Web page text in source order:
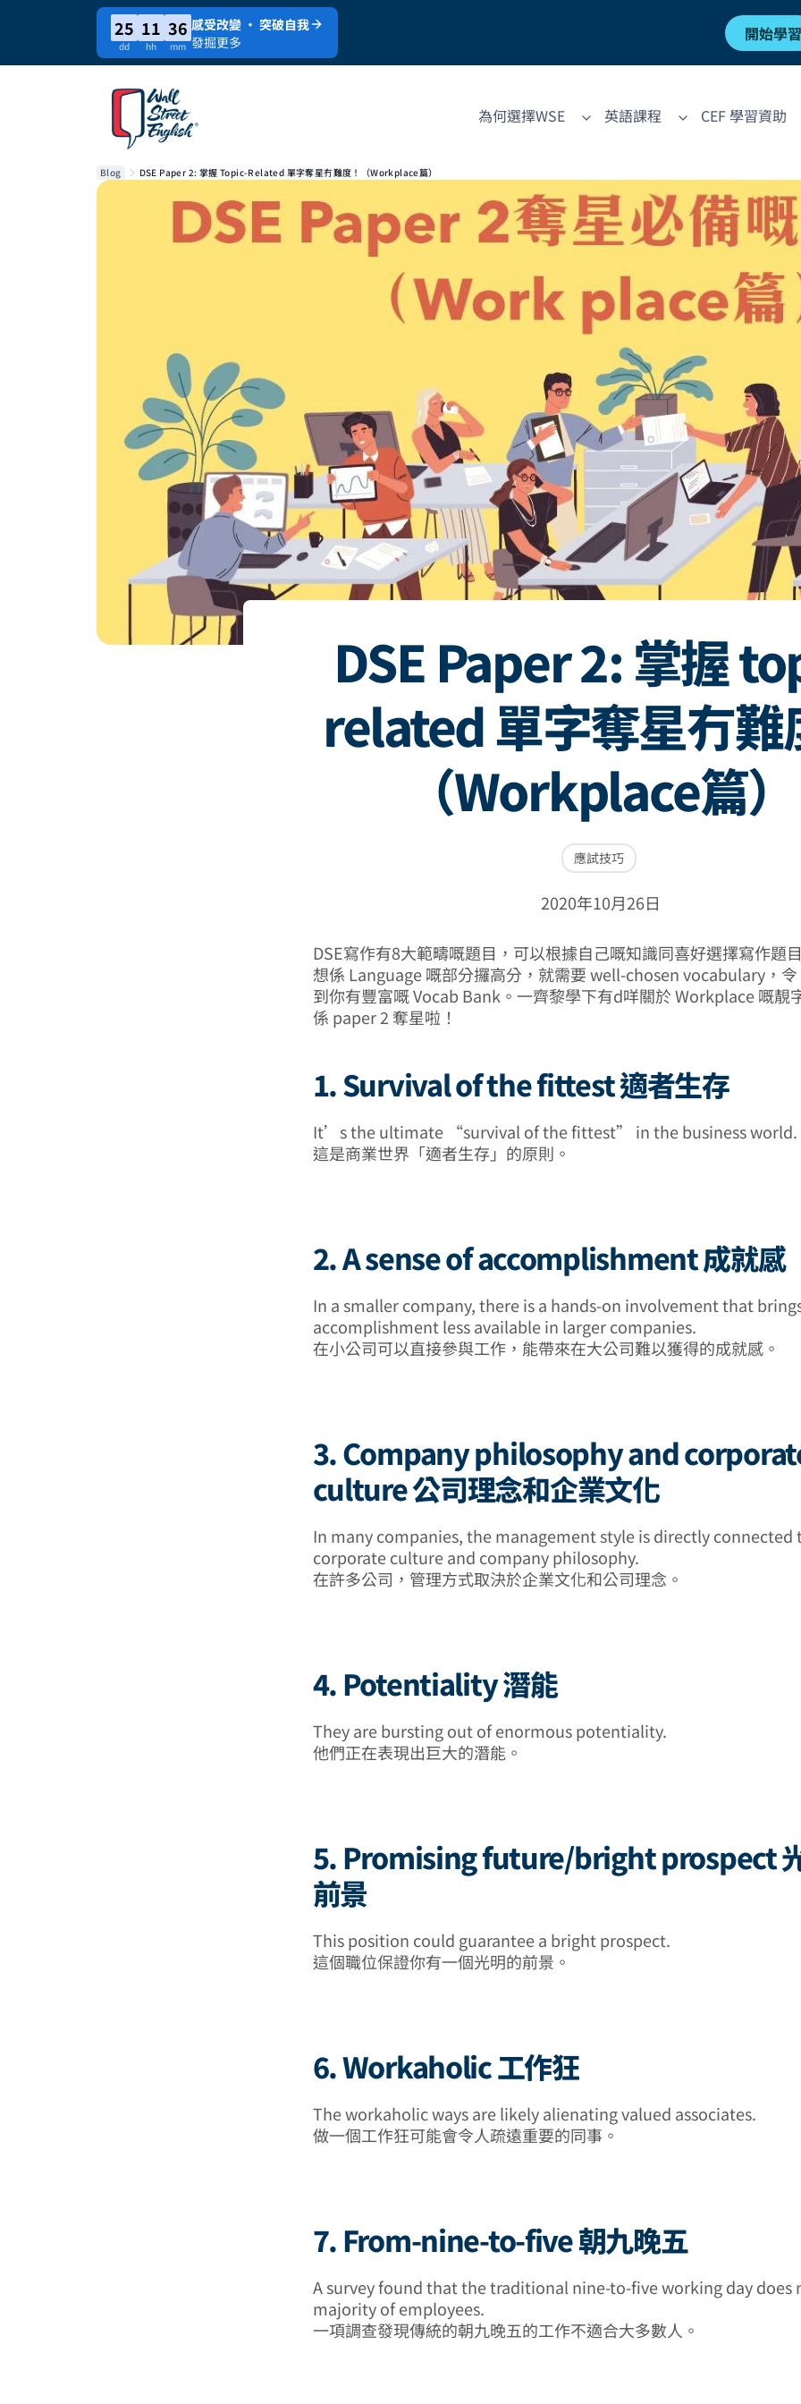
25
dd
11
hh
36
mm
感受改變 · 突破自我
發掘更多
開始學習
為何選擇WSE 英語課程 CEF 學習資助
Blog DSE Paper 2: 掌握 Topic-Related 單字奪星冇難度！（Workplace篇）
DSE Paper 2: 掌握
related 單字奪星冇難
（Workplace篇）
應試技巧
2020年10月26日
DSE寫作有8大範疇嘅題目，可以根據自己嘅知識同喜好選擇寫作題
想係 Language 嘅部分攞高分，就需要 well-chosen vocabulary，
到你有豐富嘅 Vocab Bank。一齊黎學下有d咩關於 Workplace 嘅靚
係 paper 2 奪星啦！
1. Survival of the fittest 適者生存
It’s the ultimate “survival of the fittest” in the business world.
這是商業世界「適者生存」的原則。
2. A sense of accomplishment 成就感
In a smaller company, there is a hands-on involvement that
accomplishment less available in larger companies.
在小公司可以直接參與工作，能帶來在大公司難以獲得的成就感。
3. Company philosophy and
culture 公司理念和企業文化
In many companies, the management style is directly connected
corporate culture and company philosophy.
在許多公司，管理方式取決於企業文化和公司理念。
4. Potentiality 潛能
They are bursting out of enormous potentiality.
他們正在表現出巨大的潛能。
5. Promising future/bright prospect
前景
This position could guarantee a bright prospect.
這個職位保證你有一個光明的前景。
6. Workaholic 工作狂
The workaholic ways are likely alienating valued associates.
做一個工作狂可能會令人疏遠重要的同事。
7. From-nine-to-five 朝九晚五
A survey found that the traditional nine-to-five working day does
majority of employees.
一項調查發現傳統的朝九晚五的工作不適合大多數人。